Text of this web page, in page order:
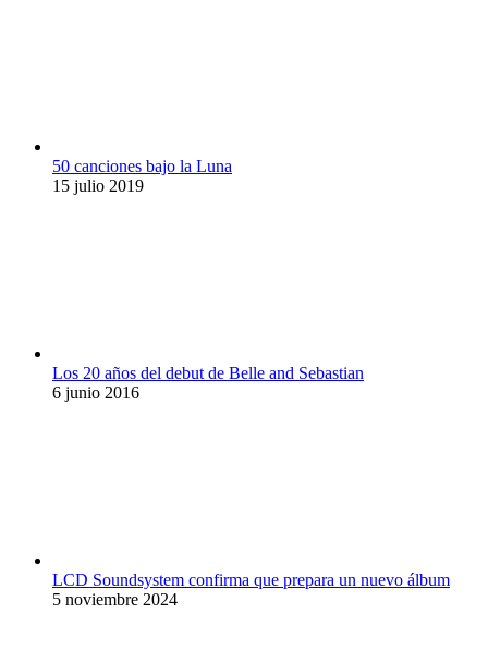
50 canciones bajo la Luna
15 julio 2019
Los 20 años del debut de Belle and Sebastian
6 junio 2016
LCD Soundsystem confirma que prepara un nuevo álbum
5 noviembre 2024